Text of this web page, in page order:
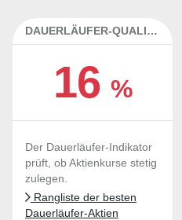
DAUERLÄUFER-QUALITÄTEN
16%
Der Dauerläufer-Indikator
prüft, ob Aktienkurse stetig
zulegen.
Rangliste der besten
Dauerläufer-Aktien